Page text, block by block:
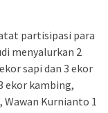
partisipasi para
menyalurkan 2
sapi dan 3 ekor
ekor kambing,
Wawan Kurnianto 1